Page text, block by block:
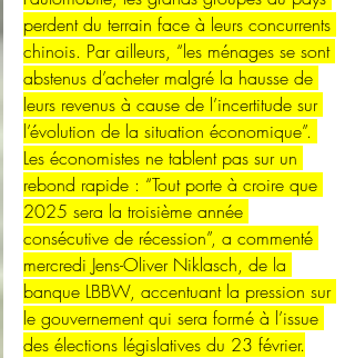
perdent du terrain face à leurs concurrents
chinois. Par ailleurs, “les ménages se sont
abstenus d’acheter malgré la hausse de
leurs revenus à cause de l’incertitude sur
l’évolution de la situation économique”.
Les économistes ne tablent pas sur un
rebond rapide : “Tout porte à croire que
2025 sera la troisième année
consécutive de récession”, a commenté
mercredi Jens-Oliver Niklasch, de la
banque LBBW, accentuant la pression sur
le gouvernement qui sera formé à l’issue
des élections législatives du 23 février.